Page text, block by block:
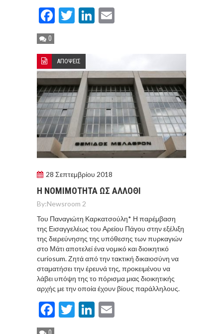
Facebook
TwitterLinkedIn
0
ΑΠΟΨΕΙΣ
28 Σεπτεμβρίου 2018
Η ΝΟΜΙΜΟΤΗΤΑ ΩΣ ΑΛΛΟΘΙ
By:Newsroom 2
Του Παναγιώτη Καρκατσούλη* Η παρέμβαση
της Εισαγγελέως του Αρείου Πάγου στην εξέλιξη
της διερεύνησης της υπόθεσης των πυρκαγιών
στο Μάτι αποτελεί ένα νομικό και διοικητικό
curiosum. Ζητά από την τακτική δικαιοσύνη να
σταματήσει την έρευνά της, προκειμένου να
λάβει υπόψη της το πόρισμα μιας διοικητικής
αρχής με την οποία έχουν βίους παράλληλους.
Facebook
TwitterLinkedIn